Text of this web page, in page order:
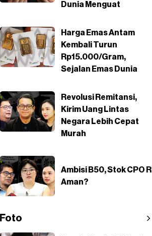
Dunia Menguat
Harga Emas Antam
Kembali Turun
Rp15.000/Gram,
Sejalan Emas Dunia
Revolusi Remitansi,
Kirim Uang Lintas
Negara Lebih Cepat
Murah
Ambisi B50, Stok CPO RI
Aman?
Foto